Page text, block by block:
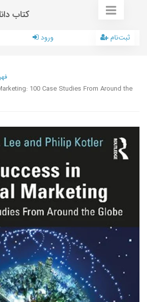
کتاب
ورود ثبت‌نام
100 Case Studies From Around the